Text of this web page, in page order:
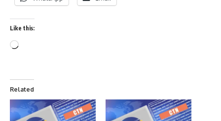
Like this:
Related